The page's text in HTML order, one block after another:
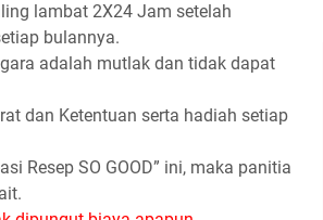
lambat 2X24 Jam setelah
bulannya.
adalah mutlak dan tidak dapat
dan Ketentuan serta hadiah setiap
Resep SO GOOD” ini, maka panitia